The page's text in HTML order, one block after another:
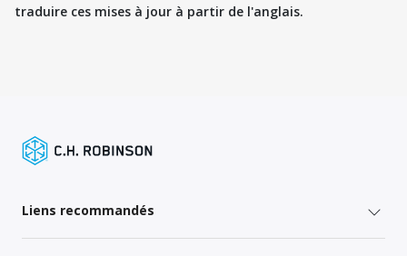
traduire ces mises à jour à partir de l'anglais.
Liens recommandés